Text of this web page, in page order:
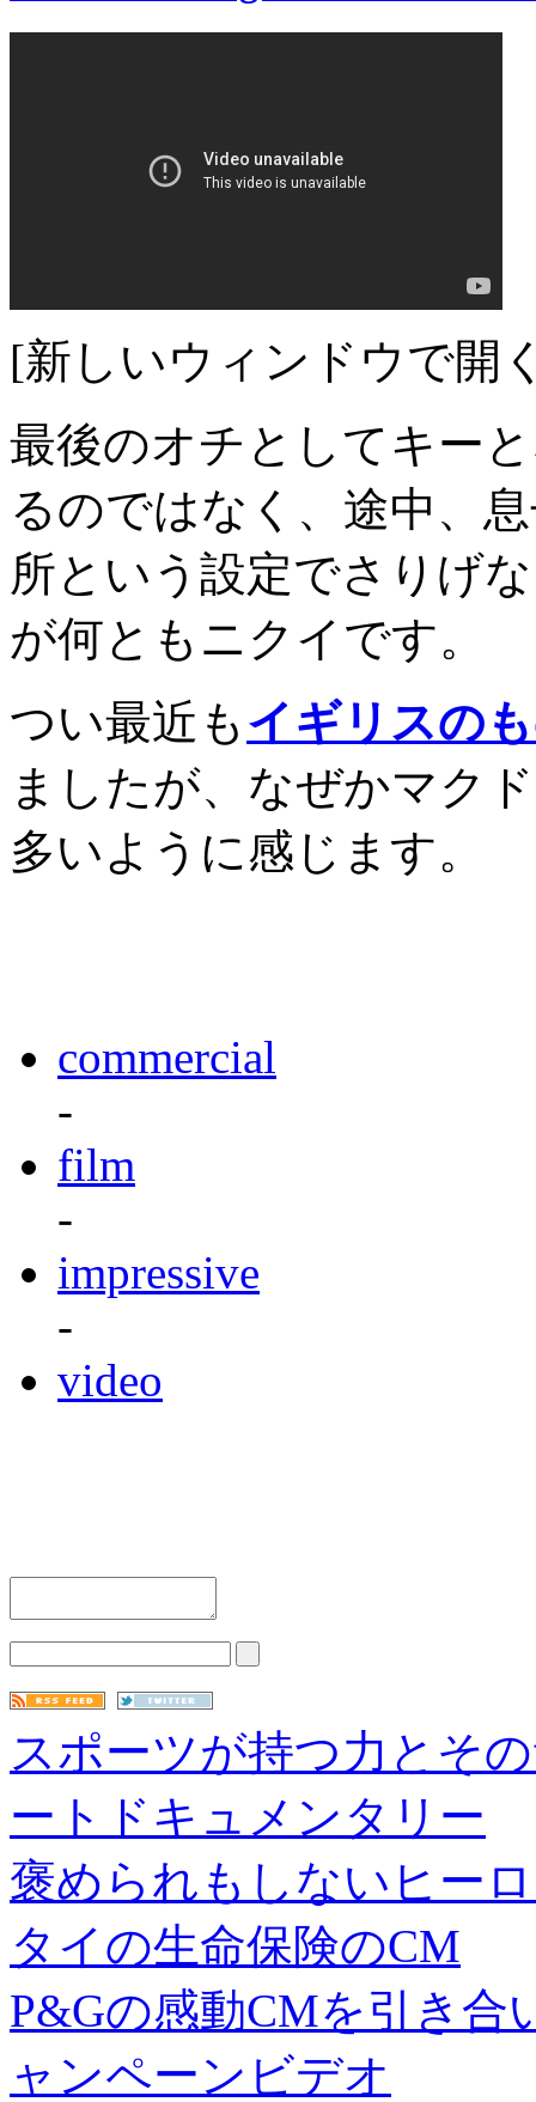
[新しいウィンドウで開
最後のオチとしてキー
るのではなく、途中、
所という設定でさりげ
が何ともニクイです。
つい最近も イギリスの
ましたが、なぜかマク
多いように感じます。
commercial
-
film
-
impressive
-
video
スポーツが持つ力とそ
ートドキュメンタリー
褒められもしないヒー
タイの生命保険のCM
P&Gの感動CMを引き
ャンペーンビデオ